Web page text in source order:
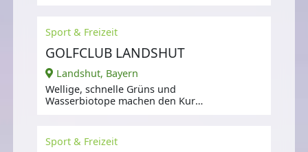
Sport & Freizeit
GOLFCLUB LANDSHUT
Landshut, Bayern
Wellige, schnelle Grüns und
Wasserbiotope machen den Kurs
Sport & Freizeit